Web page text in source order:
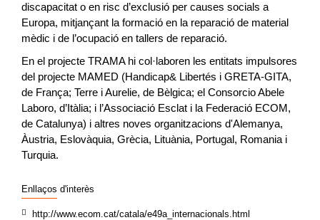
discapacitat o en risc d’exclusió per causes socials a
Europa, mitjançant la formació en la reparació de material
mèdic i de l’ocupació en tallers de reparació.
En el projecte TRAMA hi col·laboren les entitats impulsores
del projecte MAMED (Handicap& Libertés i GRETA-GITA,
de França; Terre i Aurelie, de Bèlgica; el Consorcio Abele
Laboro, d’Itàlia; i l’Associació Esclat i la Federació ECOM,
de Catalunya) i altres noves organitzacions d'Alemanya,
Àustria, Eslovàquia, Grècia, Lituània, Portugal, Romania i
Turquia.
Enllaços d'interès
http://www.ecom.cat/catala/e49a_internacionals.html